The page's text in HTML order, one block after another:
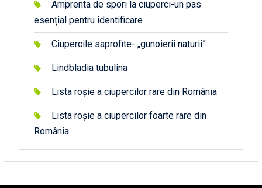
Amprenta de spori la ciuperci-un pas
esențial pentru identificare
Ciupercile saprofite- „gunoierii naturii”
Lindbladia tubulina
Lista roșie a ciupercilor rare din România
Lista roșie a ciupercilor foarte rare din
România